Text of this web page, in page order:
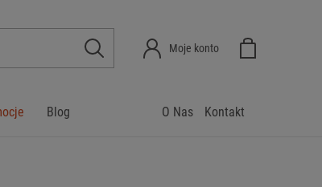
Moje konto
Blog Kontakt
O Nas